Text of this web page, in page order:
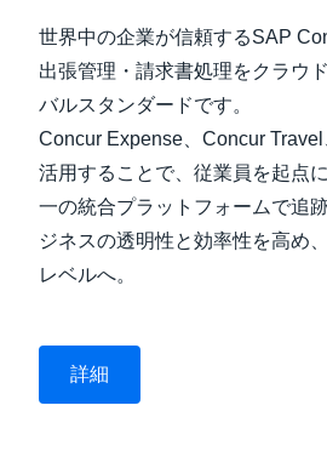
世界中の企業が信頼するSAP
出張管理・請求書処理をクラウ
バルスタンダードです。
Concur Expense、Concur
活用することで、従業員を起点
一の統合プラットフォームで追
ジネスの透明性と効率性を高め
レベルへ。
詳細